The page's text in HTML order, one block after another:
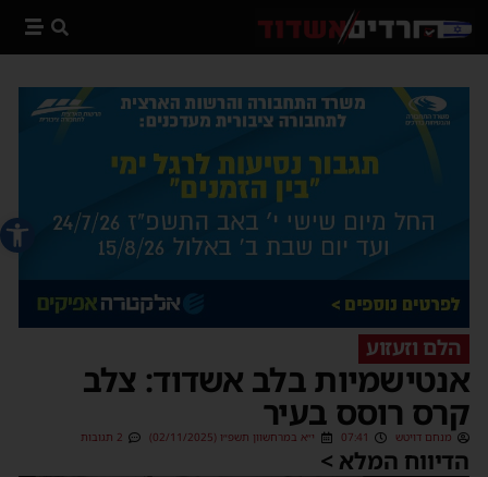
פתח
הלם וזעזוע
אנטישמיות בלב אשדוד: צלב
קרס רוסס בעיר
מנחם דויטש 07:41 י״א במרחשוון תשפ״ו (02/11/2025) 2 תגובות
הדיווח המלא >